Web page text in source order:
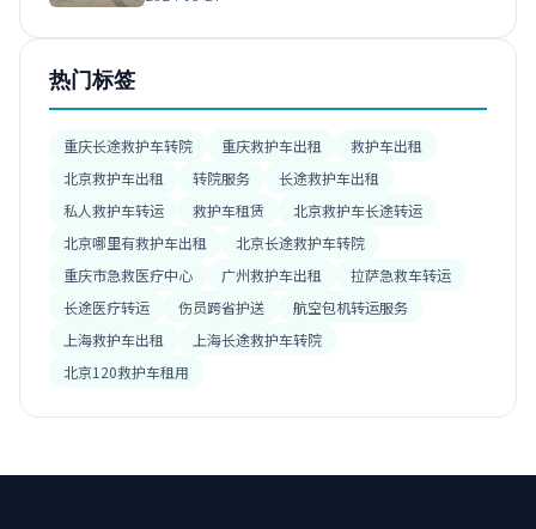
热门标签
重庆长途救护车转院 重庆救护车出租
救护车出租
北京救护车出租
转院服务
长途救护车出租
私人救护车转运
救护车租赁
北京救护车长途转运
北京哪里有救护车出租
北京长途救护车转院
重庆市急救医疗中心
广州救护车出租
拉萨急救车转运
长途医疗转运
伤员跨省护送
航空包机转运服务
上海救护车出租
上海长途救护车转院
北京120救护车租用